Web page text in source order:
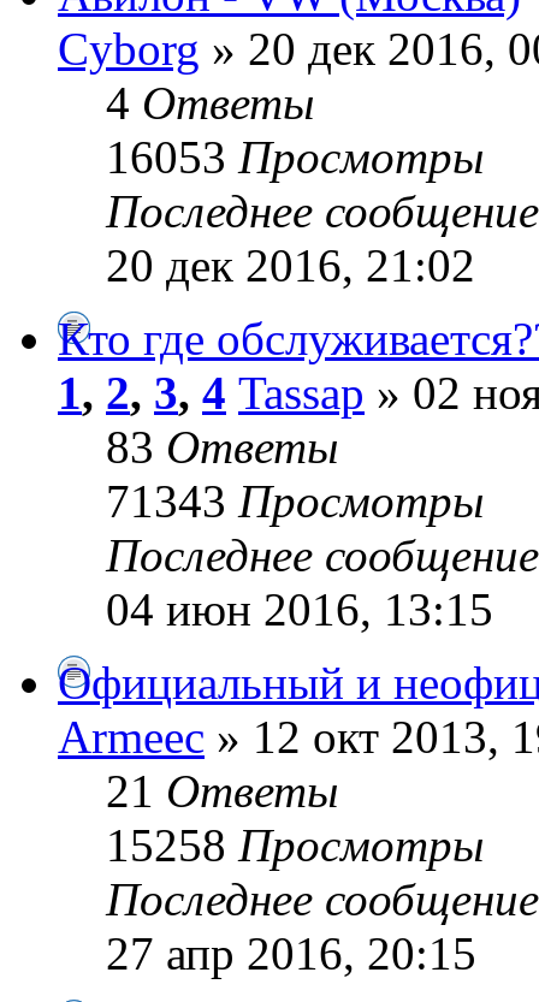
Cyborg » 20 дек 2016,
4 Ответы
16053 Просмотры
Последнее
20 дек 2016, 21:02
Кто где
1, 2, 3, 4 Tassap » 02
83 Ответы
71343 Просмотры
Последнее
04 июн 2016, 13:15
Официальный и
Armeec » 12 окт 2013,
21 Ответы
15258 Просмотры
Последнее
27 апр 2016, 20:15